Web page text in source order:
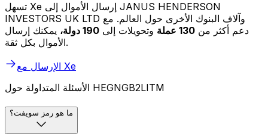
تسهل Xe إرسال الأموال إلى JANUS HENDERSON
INVESTORS UK LTD وآلاف البنوك الأخرى حول العالم. مع
دعم أكثر من 130 عملة وتحويلات إلى 190 دولة،
يمكنك إرسال
الأموال بكل ثقة.
الإرسال مع Xe
الأسئلة المتداولة حول HEGNGB2LITM
ما هو رمز سويفت؟